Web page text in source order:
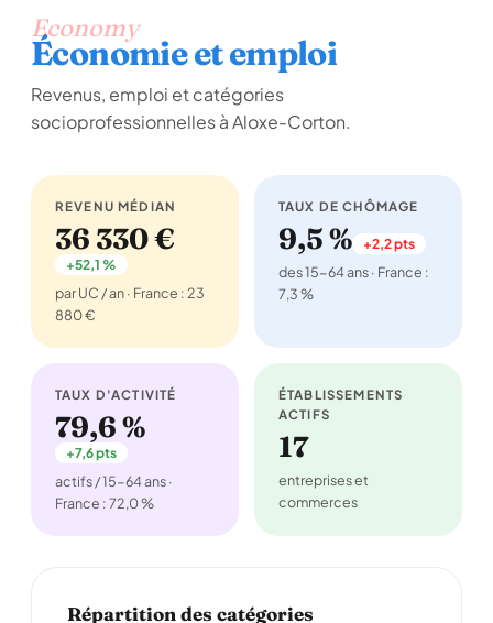
Economy
Économie et emploi
Revenus, emploi et catégories
socioprofessionnelles à Aloxe-Corton.
REVENU MÉDIAN
36 330 €
+52,1 %
par UC / an · France : 23
880 €
TAUX DE CHÔMAGE
9,5 % +2,2 pts
des 15-64 ans · France :
7,3 %
TAUX D'ACTIVITÉ
79,6 %
+7,6 pts
actifs / 15-64 ans ·
France : 72,0 %
ÉTABLISSEMENTS
ACTIFS
17
entreprises et
commerces
Répartition des catégories